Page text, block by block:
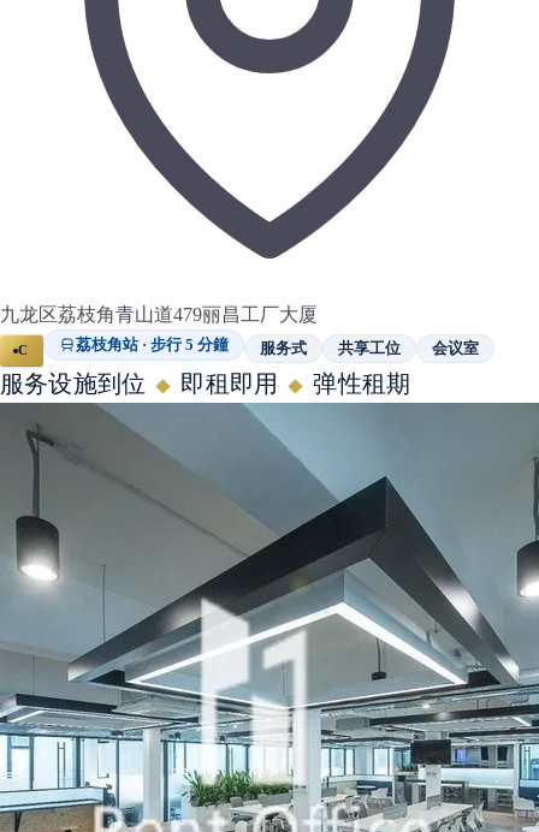
九龙区荔枝角青山道479丽昌工厂大厦
C 荔枝角站 · 步行 5 分鐘 服务式 共享工位 会议室
服务设施到位 ◆ 即租即用 ◆ 弹性租期